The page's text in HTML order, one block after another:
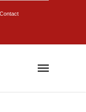
Contact